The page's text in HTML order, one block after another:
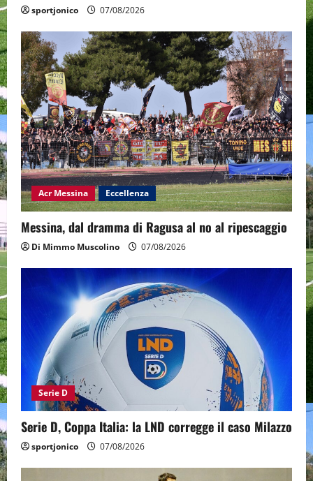
sportjonico 07/08/2026
Acr Messina Eccellenza
Messina, dal dramma di Ragusa al no al ripescaggio
Di Mimmo Muscolino 07/08/2026
Serie D
Serie D, Coppa Italia: la LND corregge il caso Milazzo
sportjonico 07/08/2026